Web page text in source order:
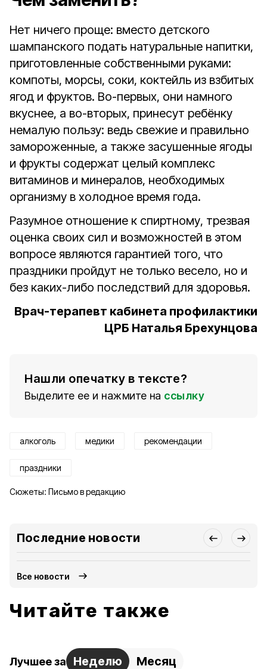
Нет ничего проще: вместо детского
шампанского подать натуральные напитки,
приготовленные собственными руками:
компоты, морсы, соки, коктейль из взбитых
ягод и фруктов. Во-первых, они намного
вкуснее, а во-вторых, принесут ребёнку
немалую пользу: ведь свежие и правильно
замороженные, а также засушенные ягоды
и фрукты содержат целый комплекс
витаминов и минералов, необходимых
организму в холодное время года.
Разумное отношение к спиртному, трезвая
оценка своих сил и возможностей в этом
вопросе являются гарантией того, что
праздники пройдут не только весело, но и
без каких-либо последствий для здоровья.
Врач-терапевт кабинета профилактики
ЦРБ Наталья Брехунцова
Нашли опечатку в тексте?
Выделите ее и нажмите на ссылку
алкоголь медики рекомендации
праздники
Сюжеты: Письмо в редакцию
Последние новости
Все новости
Читайте также
Лучшее за Неделю Месяц